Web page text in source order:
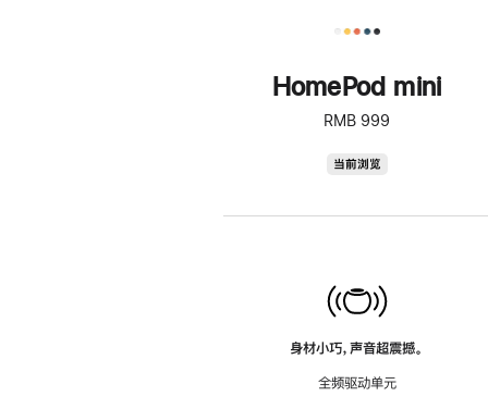
HomePod mini
RMB 999
当前浏览
身材小巧，声音超震撼。
全频驱动单元